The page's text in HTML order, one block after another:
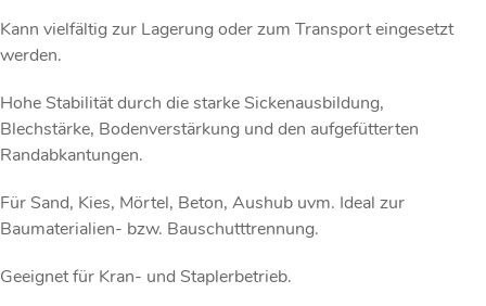
Kann vielfältig zur Lagerung oder zum Transport eingesetzt
werden.
Hohe Stabilität durch die starke Sickenausbildung,
Blechstärke, Bodenverstärkung und den aufgefütterten
Randabkantungen.
Für Sand, Kies, Mörtel, Beton, Aushub uvm. Ideal zur
Baumaterialien- bzw. Bauschutttrennung.
Geeignet für Kran- und Staplerbetrieb.